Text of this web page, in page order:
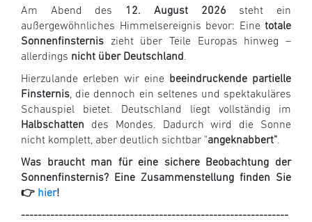
Am Abend des 12. August 2026 steht ein
außergewöhnliches Himmelsereignis bevor: Eine totale
Sonnenfinsternis zieht über Teile Europas hinweg –
allerdings nicht über Deutschland.
Hierzulande erleben wir eine
beeindruckende partielle
Finsternis, die dennoch ein seltenes und spektakuläres
Schauspiel bietet. Deutschland liegt vollständig im
Halbschatten des Mondes. Dadurch wird die Sonne
nicht komplett, aber deutlich sichtbar "ange­knabbert".
Was braucht man für eine sichere Beobachtung der
Sonnenfinsternis? Eine Zusammenstellung finden Sie
👉 hier!
----------------------------------------------------------------